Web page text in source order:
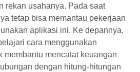
rekan usahanya. Pada saat
tetap bisa memantau pekerjaan
aplikasi ini. Ke depannya,
cara menggunakan
membantu mencatat keuangan
dengan hitung-hitungan